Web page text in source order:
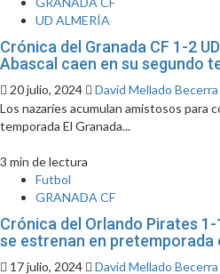
UD ALMERÍA
Crónica del Granada CF 1-2
Abascal caen en su segundo
20 julio, 2024
David Mellado Becerra
Los nazaríes acumulan amistosos para
temporada El Granada...
3 min de lectura
Futbol
GRANADA CF
Crónica del Orlando Pirates
se estrenan en pretemporada
17 julio, 2024
David Mellado Becerra